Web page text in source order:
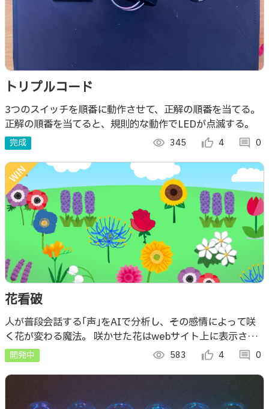
トリプルコード
3つのスイッチを順番に動作させて、正解の順番を当てる。
正解の順番を当てると、規則的な動作でLEDが点滅する。
完成 visibility 345 thumb_up_alt 4 comment 0
花看破
人が普段会話する｢声｣をAIで分析し、その感情によって咲
く花が変わる魔法。 咲かせた花はwebサイト上に表示され
る花畑の一部となるため、咲いた花を見返して楽しむことも
できます。
開発中 visibility 583 thumb_up_alt 4 comment 0